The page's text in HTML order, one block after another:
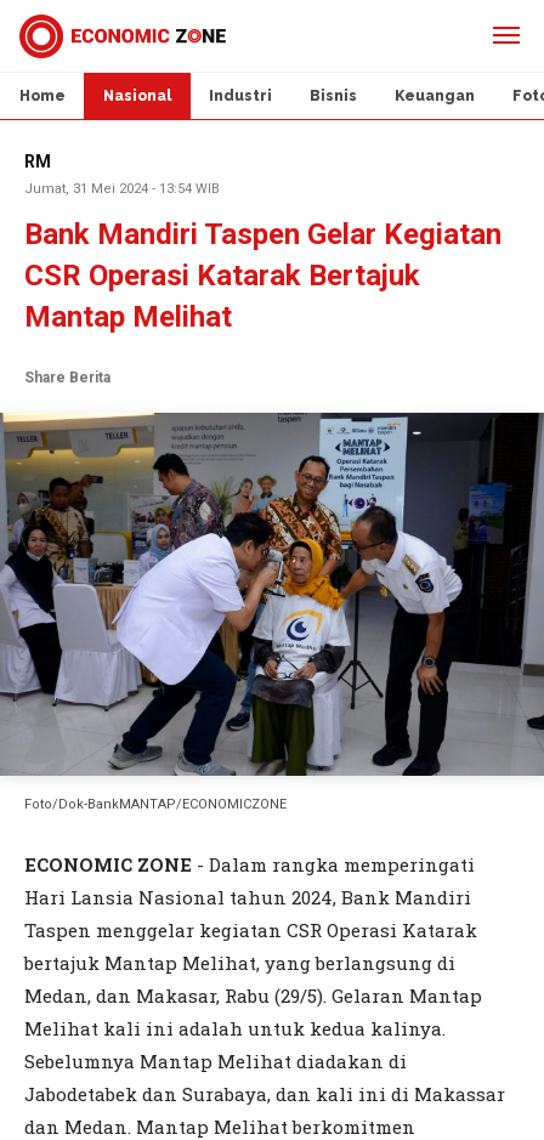
Home Nasional Industri Bisnis Keuangan
RM
Jumat, 31 Mei 2024 - 13:54 WIB
Bank Mandiri Taspen Gelar Kegiatan
CSR Operasi Katarak Bertajuk
Mantap Melihat
Share Berita
Foto/Dok-BankMANTAP/ECONOMICZONE
ECONOMIC ZONE - Dalam rangka memperingati
Hari Lansia Nasional tahun 2024, Bank Mandiri
Taspen menggelar kegiatan CSR Operasi Katarak
bertajuk Mantap Melihat, yang berlangsung di
Medan, dan Makasar, Rabu (29/5). Gelaran Mantap
Melihat kali ini adalah untuk kedua kalinya.
Sebelumnya Mantap Melihat diadakan di
Jabodetabek dan Surabaya, dan kali ini di Makassar
dan Medan. Mantap Melihat berkomitmen